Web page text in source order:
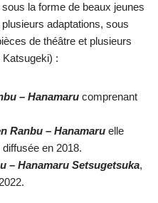
la forme de beaux jeunes
adaptations, sous
de théâtre et plusieurs
:
– Hanamaru comprenant
Ranbu – Hanamaru elle
en 2018.
– Hanamaru Setsugetsuka,